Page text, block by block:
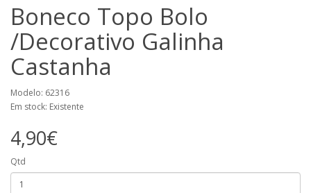
Boneco Topo Bolo
/Decorativo Galinha
Castanha
Modelo: 62316
Em stock: Existente
4,90€
Qtd